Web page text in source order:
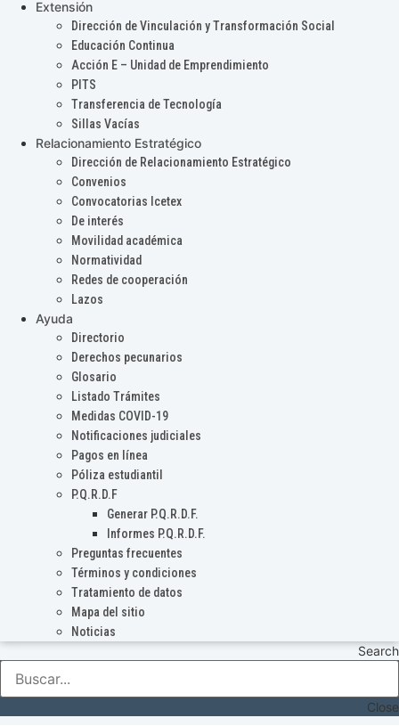
Extensión
Dirección de Vinculación y Transformación Social
Educación Continua
Acción E – Unidad de Emprendimiento
PITS
Transferencia de Tecnología
Sillas Vacías
Relacionamiento Estratégico
Dirección de Relacionamiento Estratégico
Convenios
Convocatorias Icetex
De interés
Movilidad académica
Normatividad
Redes de cooperación
Lazos
Ayuda
Directorio
Derechos pecunarios
Glosario
Listado Trámites
Medidas COVID-19
Notificaciones judiciales
Pagos en línea
Póliza estudiantil
P.Q.R.D.F
Generar P.Q.R.D.F.
Informes P.Q.R.D.F.
Preguntas frecuentes
Términos y condiciones
Tratamiento de datos
Mapa del sitio
Noticias
Search
Close